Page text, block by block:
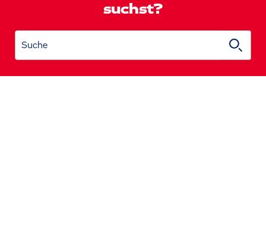
suchst?
Suche